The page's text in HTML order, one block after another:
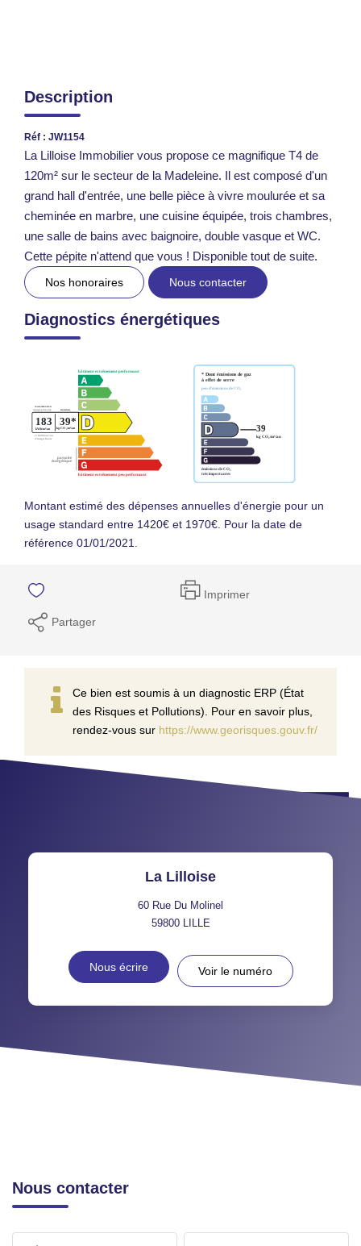
Description
Réf : JW1154
La Lilloise Immobilier vous propose ce magnifique T4 de
120m² sur le secteur de la Madeleine. Il est composé d'un
grand hall d'entrée, une belle pièce à vivre moulurée et sa
cheminée en marbre, une cuisine équipée, trois chambres,
une salle de bains avec baignoire, double vasque et WC.
Cette pépite n'attend que vous ! Disponible tout de suite.
Nos honoraires Nous contacter
Diagnostics énergétiques
Montant estimé des dépenses annuelles d'énergie pour un
usage standard entre 1420€ et 1970€. Pour la date de
référence 01/01/2021.
Imprimer
Partager
Ce bien est soumis à un diagnostic ERP (État
des Risques et Pollutions). Pour en savoir plus,
rendez-vous sur https://www.georisques.gouv.fr/
La Lilloise
60 Rue Du Molinel
59800 LILLE
Nous écrire Voir le numéro
Nous contacter